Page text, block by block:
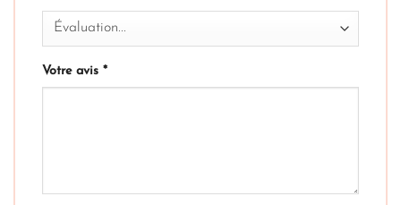
Votre avis *